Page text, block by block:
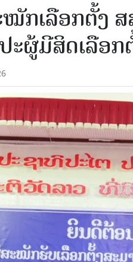
ກເລືອກຕັ້ງ ສ
ຜູ້ມີສິດເລືອ